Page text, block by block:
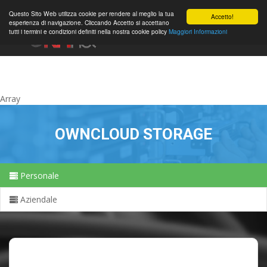
Accetto!
Questo Sito Web utilizza cookie per rendere al meglio la tua
esperienza di navigazione. Cliccando Accetto si accettano
tutti i termini e condizioni definiti nella nostra cookie policy Maggiori Informazioni
Array
0
OWNCLOUD STORAGE
Personale
Aziendale